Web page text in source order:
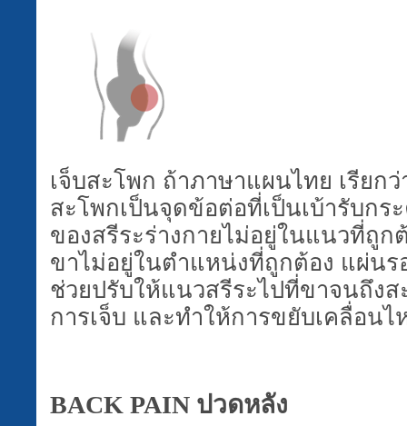
เจ็บสะโพก ถ้าภาษาแผนไทย เรียก
สะโพกเป็นจุดข้อต่อที่เป็นเบ้ารับกร
ของสรีระร่างกายไม่อยู่ในแนวที่ถู
ขาไม่อยู่ในตำแหน่งที่ถูกต้อง แผ่นร
ช่วยปรับให้แนวสรีระไปที่ขาจนถึงส
การเจ็บ และทำให้การขยับเคลื่อนไ
BACK PAIN ปวดหลัง